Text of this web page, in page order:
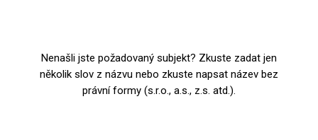
Nenašli jste požadovaný subjekt? Zkuste zadat jen
několik slov z názvu nebo zkuste napsat název bez
právní formy (s.r.o., a.s., z.s. atd.).